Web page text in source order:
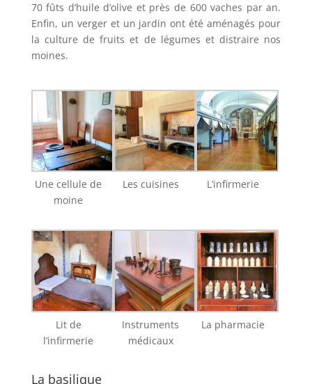
70 fûts d’huile d’olive et près de 600 vaches par an.
Enfin, un verger et un jardin ont été aménagés pour
la culture de fruits et de légumes et distraire nos
moines.
Une cellule de
moine
Les cuisines L’infirmerie
Lit de
l’infirmerie
Instruments
médicaux
La pharmacie
La basilique